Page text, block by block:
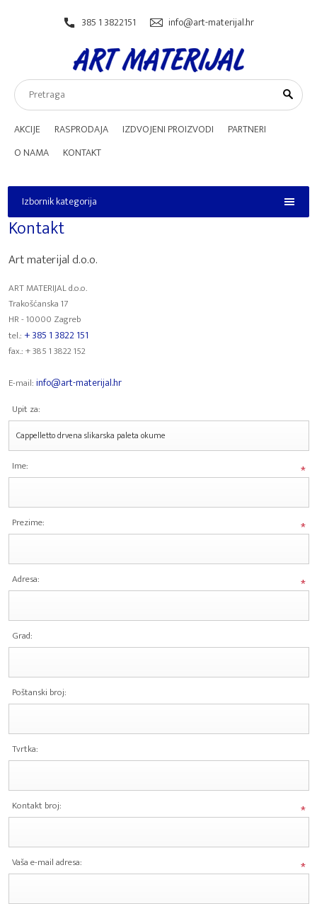
Izbornik kategorija
Izbornik kategorija
385 1 3822151 info@art-materijal.hr
AKCIJE RASPRODAJA IZDVOJENI PROIZVODI
PARTNERI
O NAMA
KONTAKT
Kontakt
Art materijal d.o.o.
ART MATERIJAL d.o.o.
Trakošćanska 17
HR - 10000 Zagreb
tel.: + 385 1 3822 151
fax.: + 385 1 3822 152
E-mail:info@art-materijal.hr
Upit za:
Ime: *
Prezime: *
Adresa: *
Grad:
Poštanski broj:
Tvrtka:
Kontakt broj: *
Vaša e-mail adresa: *